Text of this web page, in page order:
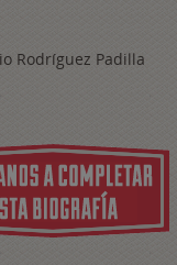
Rodríguez Padilla